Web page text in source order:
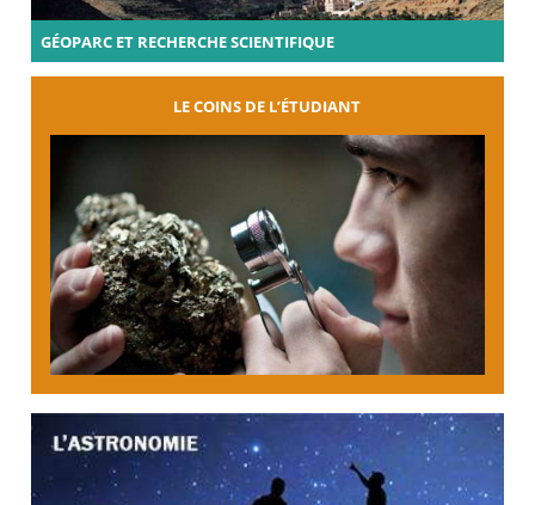
GÉOPARC ET RECHERCHE SCIENTIFIQUE
LE COINS DE L’ÉTUDIANT